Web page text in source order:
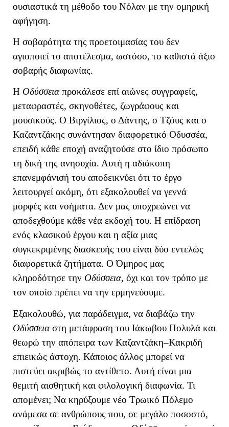
ουσιαστικά τη μέθοδο του Νόλαν με την ομηρική
αφήγηση.
Η σοβαρότητα της προετοιμασίας του δεν
αγιοποιεί το αποτέλεσμα, ωστόσο, το καθιστά άξιο
σοβαρής διαφωνίας.
Η Οδύσσειαπροκάλεσε επί αιώνες συγγραφείς,
μεταφραστές, σκηνοθέτες, ζωγράφους και
μουσικούς. Ο Βιργίλιος, ο Δάντης, ο Τζόυς και ο
Καζαντζάκης συνάντησαν διαφορετικό Οδυσσέα,
επειδή κάθε εποχή αναζητούσε στο ίδιο πρόσωπο
τη δική της ανησυχία. Αυτή η αδιάκοπη
επανεμφάνισή του αποδεικνύει ότι το έργο
λειτουργεί ακόμη, ότι εξακολουθεί να γεννά
μορφές και νοήματα. Δεν μας υποχρεώνει να
αποδεχθούμε κάθε νέα εκδοχή του. Η επίδραση
ενός κλασικού έργου και η αξία μιας
συγκεκριμένης διασκευής του είναι δύο εντελώς
διαφορετικά ζητήματα. Ο Όμηρος μας
κληροδότησε την Οδύσσεια, όχι και τον τρόπο με
τον οποίο πρέπει να την ερμηνεύουμε.
Εξακολουθώ, για παράδειγμα, να διαβάζω την
Οδύσσειαστη μετάφραση του Ιάκωβου Πολυλά και
θεωρώ την απόπειρα των Καζαντζάκη–Κακριδή
επιεικώς άστοχη. Κάποιος άλλος μπορεί να
πιστεύει ακριβώς το αντίθετο. Αυτή είναι μια
θεμιτή αισθητική και φιλολογική διαφωνία. Τι
απομένει; Να κηρύξουμε νέο Τρωικό Πόλεμο
ανάμεσα σε ανθρώπους που, σε μεγάλο ποσοστό,